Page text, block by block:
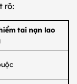
rõ:
tai nạn lao